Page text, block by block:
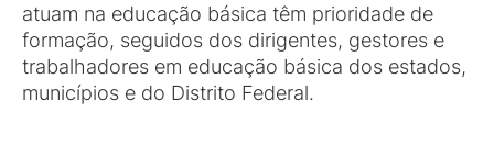
atuam na educação básica têm prioridade de
formação, seguidos dos dirigentes, gestores e
trabalhadores em educação básica dos estados,
municípios e do Distrito Federal.